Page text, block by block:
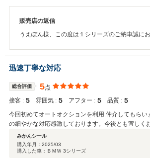
販売店の返信
うえぽん様、この度は１シリーズのご納車誠に
っかりとサポートさせて頂きますので末永いお
い致します。
迅速丁寧な対応
総合評価 5点
接客 : 5 雰囲気 : 5 アフター : 5 品質 : 5
今回初めてオートオクションを利用.仲介してもら
の細やかな対応感激しております。今後とも宜しく
みかんシール
購入年月： 2025/03
購入した車：ＢＭＷ 3シリーズ